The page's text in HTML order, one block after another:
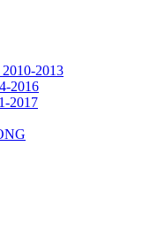
2013
2016
2017